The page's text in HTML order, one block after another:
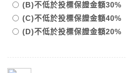
(B)不低於投標保證金額30%
(C)不低於投標保證金額40%
(D)不低於投標保證金額20%